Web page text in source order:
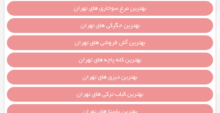
بهترین مرغ سوخاری های تهران
بهترین جگرکی های تهران
بهترین آش فروشی های تهران
بهترین کله پاچه های تهران
بهترین دیزی های تهران
بهترین کباب ترکی های تهران